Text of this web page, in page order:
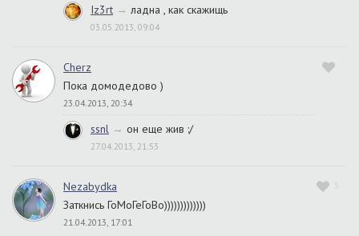
Iz3rt → ладна , как скажищь
03.05.2013, 09:04
Cherz
Пока домодедово )
23.04.2013, 20:34
ssnl → он еще жив :/
27.04.2013, 21:53
3
Nezabydka
Заткнись ГоМоГеГоВо)))))))))))))
21.04.2013, 17:01